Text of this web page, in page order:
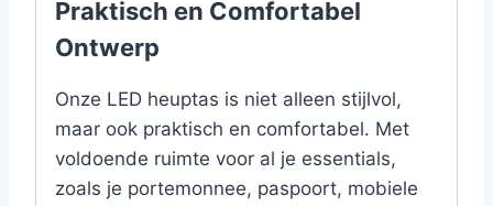
Praktisch en Comfortabel
Ontwerp
Onze LED heuptas is niet alleen stijlvol,
maar ook praktisch en comfortabel. Met
voldoende ruimte voor al je essentials,
zoals je portemonnee, paspoort, mobiele